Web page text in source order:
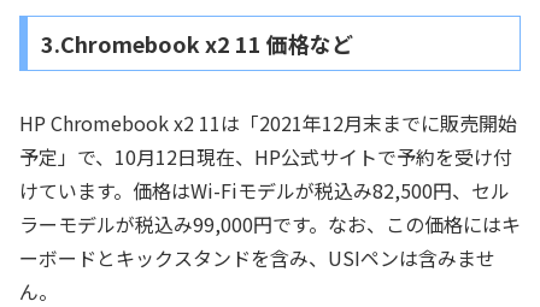
3.Chromebook x2 11 価格など
HP Chromebook x2 11は「2021年12月末までに販売開始
予定」で、10月12日現在、HP公式サイトで予約を受け付
けています。価格はWi-Fiモデルが税込み82,500円、セル
ラーモデルが税込み99,000円です。なお、この価格にはキ
ーボードとキックスタンドを含み、USIペンは含みませ
ん。